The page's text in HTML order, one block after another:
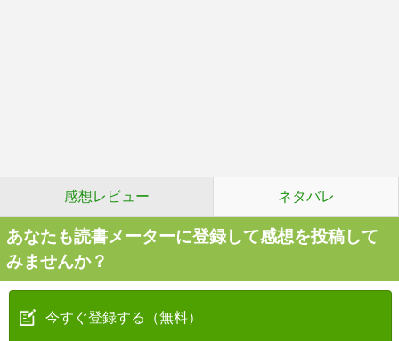
感想レビュー ネタバレ
あなたも読書メーターに登録して感想を投稿して
みませんか？
今すぐ登録する（無料）